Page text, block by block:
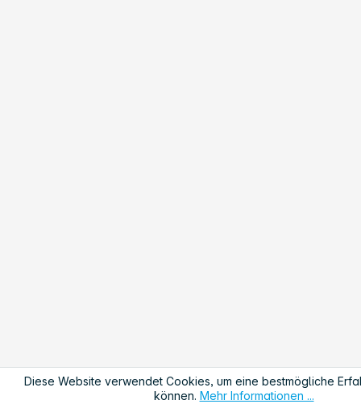
Diese Website verwendet Cookies, um eine bestmögliche
können. Mehr Informationen ...